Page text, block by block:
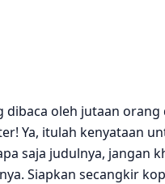
dibaca oleh jutaan
Ya, itulah kenyataan
saja judulnya, jangan
Siapkan secangkir